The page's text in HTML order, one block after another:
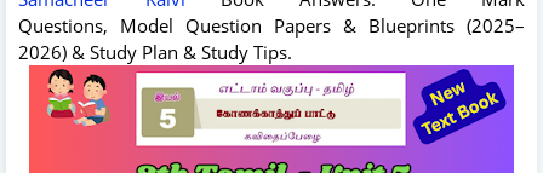
Questions, Model Question Papers & Blueprints (2025–
2026) & Study Plan & Study Tips.